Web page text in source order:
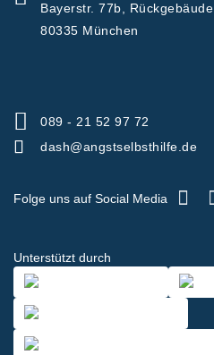
Bayerstr. 77b, Rückgebäude
80335 München
089 - 21 52 97 72
dash@angstselbsthilfe.de
Folge uns auf Social Media
Unterstützt durch